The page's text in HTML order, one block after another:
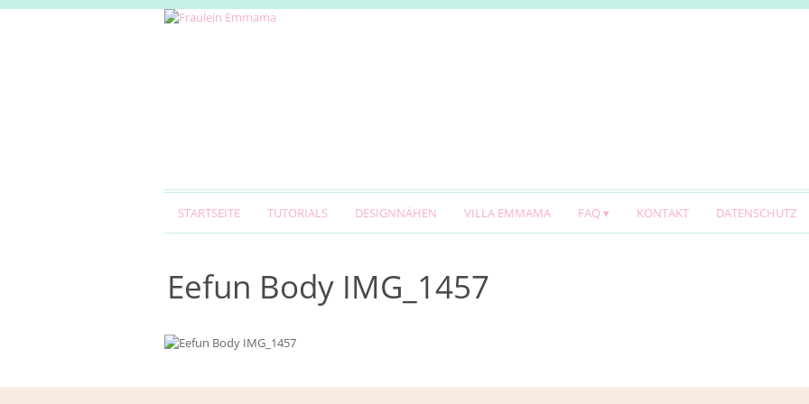
STARTSEITE TUTORIALS DESIGNNÄHEN VILLA EMMAMA FAQ KONTAKT DATENSCHUTZ
Eefun Body IMG_1457